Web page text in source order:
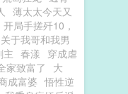
薄太太今天又
开局手搓歼10，
关于我哥和我男
主 春漾 穿成虐
家致富了
大
成富婆 悟性逆